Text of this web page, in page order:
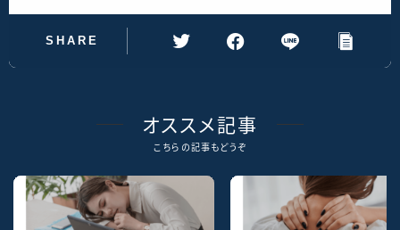
SHARE
オススメ記事
こちらの記事もどうぞ